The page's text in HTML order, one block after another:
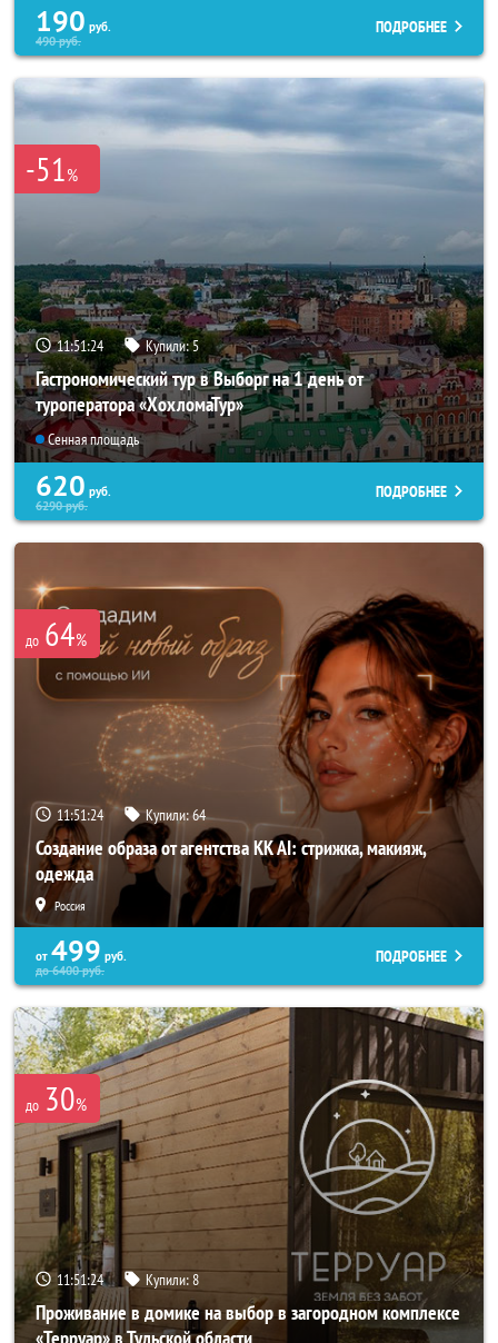
190 руб.
490руб.
ПОДРОБНЕЕ
-51%
11:51:20 Купили:5
Гастрономический тур в Выборг на 1 день от
туроператора «ХохломаТур»
Сенная площадь
620 руб.
6290руб.
ПОДРОБНЕЕ
до 64%
11:51:20 Купили:64
Создание образа от агентства KK AI: стрижка, макияж,
одежда
Россия
от 499 руб.
до6400руб.
ПОДРОБНЕЕ
до 30%
11:51:20 Купили:8
Проживание в домике на выбор в загородном комплексе